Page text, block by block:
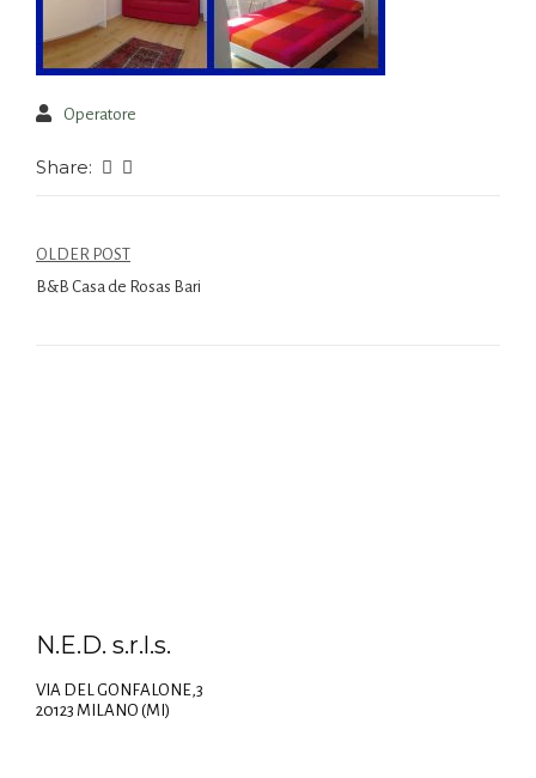
Operatore
Share:
OLDER POST
B&B Casa de Rosas Bari
N.E.D. s.r.l.s.
VIA DEL GONFALONE,3
20123 MILANO (MI)